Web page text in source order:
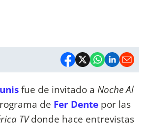
fue de invitado a Noche Al
de Fer Dente por las
TVdonde hace entrevistas